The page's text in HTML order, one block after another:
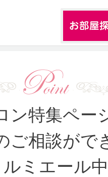
ン特集ペー
ご相談がで
エール中